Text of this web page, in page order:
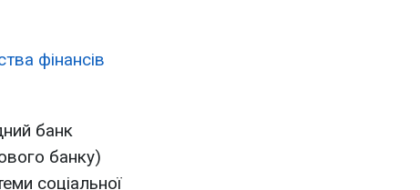
фінансів
банк
банку)
соціальної